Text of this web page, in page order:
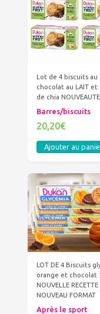
Lot de 4 biscuits au
chocolat au LAIT et
de chia
Barres/biscuits
20,20€
Ajouter au
LOT DE 4 Biscuits
orange et chocolat
NOUVELLE RECETTE
NOUVEAU FORMAT
Après le sport